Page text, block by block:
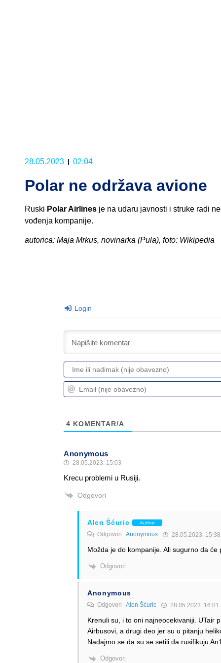
28.05.2023 02:04
Polar ne održava avione
Ruski Polar Airlines je na udaru javnosti i struke radi
vođenja kompanije.
autorica: Maja Mrkus, novinarka (Pula), foto: Wikipedia
Login
4 KOMENTAR/A
Anonymous
28.05.2023. 15:03
Krecu problemi u Rusiji.
Odgovori
Alen Šćuric Author
Odgovori Anonymous 28.05.2023. 15:38
Možda je do kompanije. Ali sugurno da
Odgovori
Anonymous
Odgovori Alen Šćuric 28.05.2023. 16:01
Krenuli su, i to oni najneocekivaniji. UTair
Airbusovi, a drugi deo jer su u pitanju
Nadajmo se da su se setili da rusifikuju
Odgovori